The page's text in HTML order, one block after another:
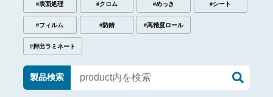
#表面処理 #クロム #めっき #シート
#フィルム #防錆 #高精度ロール
#押出ラミネート
製品検索